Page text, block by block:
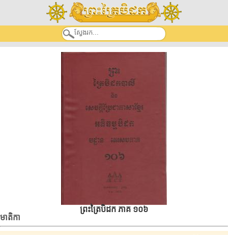
ព្រះត្រៃបិដក ភាគ ១០៦
មាតិកា